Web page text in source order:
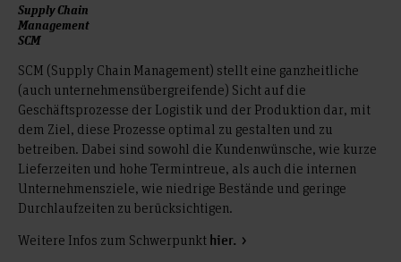
Supply Chain
Management
SCM
SCM (Supply Chain Management) stellt eine ganzheitliche
(auch unternehmensübergreifende) Sicht auf die
Geschäftsprozesse der Logistik und der Produktion dar, mit
dem Ziel, diese Prozesse optimal zu gestalten und zu
betreiben. Dabei sind sowohl die Kundenwünsche, wie kurze
Lieferzeiten und hohe Termintreue, als auch die internen
Unternehmensziele, wie niedrige Bestände und geringe
Durchlaufzeiten zu berücksichtigen.
Weitere Infos zum Schwerpunkt hier.